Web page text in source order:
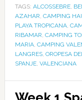
TAGS: ALCOSSEBRE,
AZAHAR, CAMPING
PLAYA TROPICANA,
RIBAMAR, CAMPING
MARIA, CAMPING
LANGRES, OROPESA
SPANJE, VALENCIANA